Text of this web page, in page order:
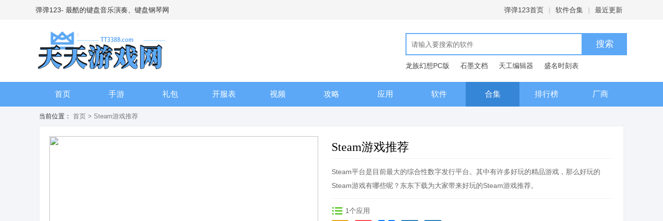
弹弹123- 最酷的键盘音乐演奏、键盘钢琴网 弹弹123首页 | 软件合集 | 最近更新
龙族幻想PC版 石墨文档 天工编辑器
盛名时刻表
现代汉语词典
首页 手游 礼包 开服表 视频 攻略 应用 软件 合集 排行榜 厂商
当前位置： 首页 > Steam游戏推荐
Steam游戏推荐
Steam平台是目前最大的综合性数字发行平台。其中有许多好玩的精品游戏，那么好玩的
Steam游戏有哪些呢？东东下载为大家带来好玩的Steam游戏推荐。
1个应用